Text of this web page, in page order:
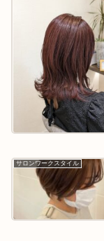
サロンワークスタイル